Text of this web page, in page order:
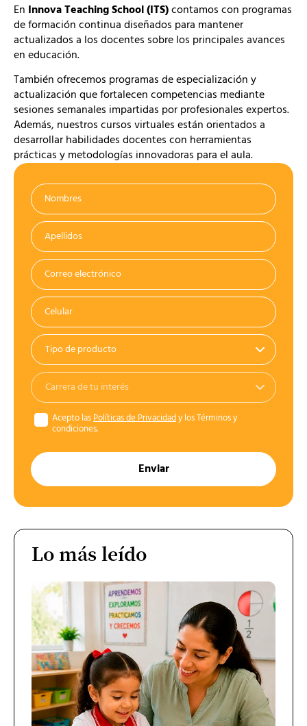
En Innova Teaching School (ITS)contamos con programas
de formación continua diseñados para mantener
actualizados a los docentes sobre los principales avances
en educación.
También ofrecemos programas de especialización y
actualización que fortalecen competencias mediante
sesiones semanales impartidas por profesionales expertos.
Además, nuestros cursos virtuales están orientados a
desarrollar habilidades docentes con herramientas
prácticas y metodologías innovadoras para el aula.
Nombres
Apellidos
Correo electrónico
Celular
Acepto lasPolíticas de Privacidady los Términos y
condiciones.
Enviar
Lo más leído